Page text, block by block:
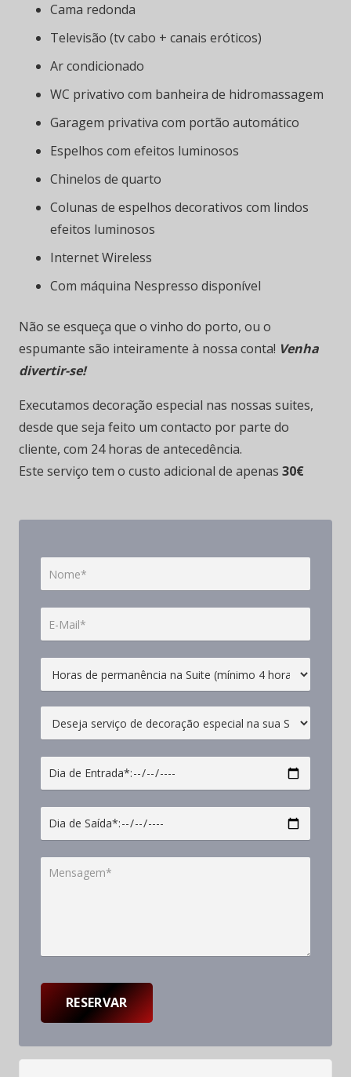
Cama redonda
Televisão (tv cabo + canais eróticos)
Ar condicionado
WC privativo com banheira de hidromassagem
Garagem privativa com portão automático
Espelhos com efeitos luminosos
Chinelos de quarto
Colunas de espelhos decorativos com lindos
efeitos luminosos
Internet Wireless
Com máquina Nespresso disponível
Não se esqueça que o vinho do porto, ou o
espumante são inteiramente à nossa conta! Venha
divertir-se!
Executamos decoração especial nas nossas suites,
desde que seja feito um contacto por parte do
cliente, com 24 horas de antecedência.
Este serviço tem o custo adicional de apenas 30€